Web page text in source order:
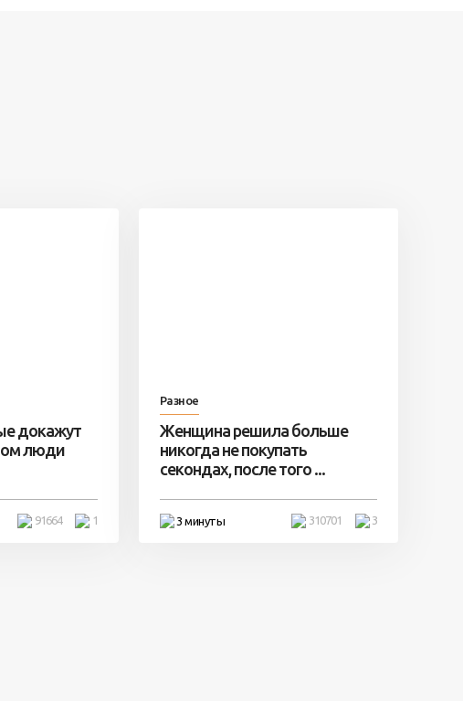
докажут
люди
1
91664
Разное
Женщина решила больше
никогда не покупать
секондах, после того ...
3 минуты 3
310701